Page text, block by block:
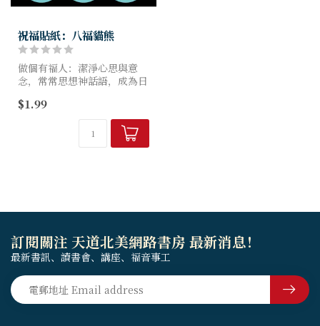
祝福貼紙：八福貓熊
做個有福人：潔淨心思與意
念，常常思想神話語，成為日
特色 設計精巧、可愛，彩色
印刷，可做裝飾貼、或禮物包
$1.99
訂閱關注 天道北美網路書房 最新消息！
最新書訊、讀書會、講座、福音事工